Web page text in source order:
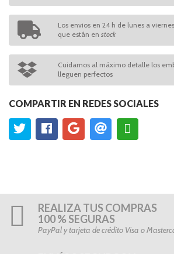
Los envios en 24 h de lunes a
que están en stock
Cuidamos al máximo detalle los
lleguen perfectos
COMPARTIR EN REDES SOCIALES
REALIZA TUS COMPRAS
100 % SEGURAS
PayPal y tarjeta de crédito Visa o